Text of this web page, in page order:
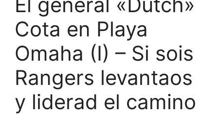
Cota en Playa
Omaha (I) – Si sois
Rangers levantaos
y liderad el camino